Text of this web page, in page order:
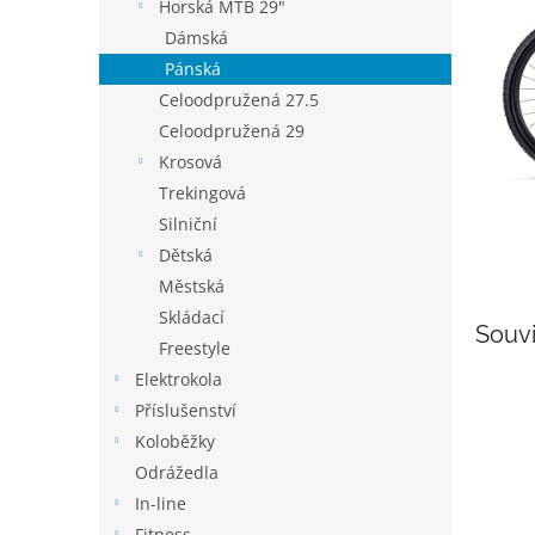
n
e
Horská MTB 29"
Dámská
Pánská
Celoodpružená 27.5
Celoodpružená 29
Krosová
Trekingová
Silniční
Dětská
Městská
Skládací
Freestyle
Elektrokola
Příslušenství
Koloběžky
Odrážedla
In-line